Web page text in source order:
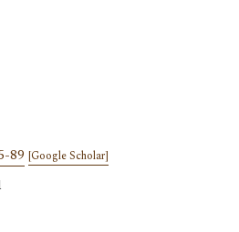
89 [Google Scholar]